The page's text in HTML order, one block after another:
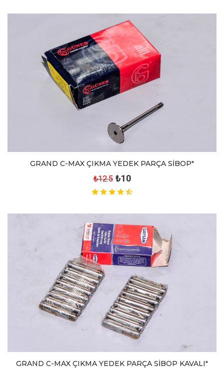
GRAND C-MAX ÇIKMA YEDEK PARÇA SİBOP"
₺12.5 ₺10
GRAND C-MAX ÇIKMA YEDEK PARÇA SİBOP KAVALI"